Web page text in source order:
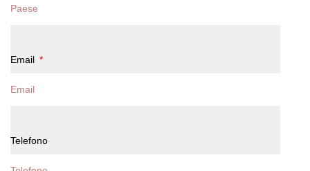
Email
Telefono